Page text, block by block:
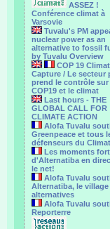
ASSEZ !
Conférence climat à
Varsovie
Tuvalu's PM
nuclear power as an
alternative to fossil
by Tuvalu Overview
COP 19
Capture / Le secteur
prend le contrôle sur
COP19 et le climat
Last hours - THE
GLOBAL CALL FOR
CLIMATE ACTION
Alofa Tuvalu
Greenpeace et tous
défenseurs du Climat
Les moments
d'Alternatiba en
le net!
Alofa Tuvalu
Alternatiba, le village
alternatives
Alofa Tuvalu
Reporterre